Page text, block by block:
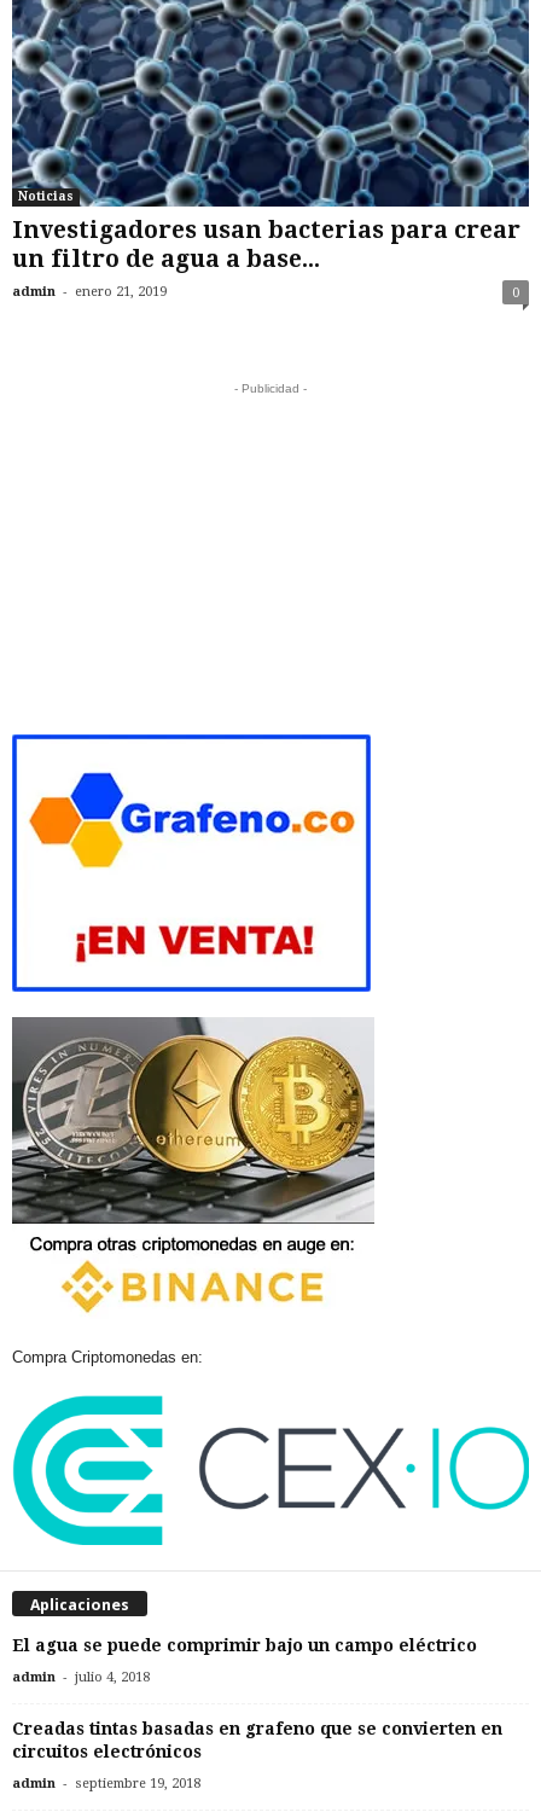
Noticias
Investigadores usan bacterias para crear
un filtro de agua a base...
admin - enero 21, 2019 0
- Publicidad -
Compra Criptomonedas en:
Aplicaciones
El agua se puede comprimir bajo un campo eléctrico
admin - julio 4, 2018
Creadas tintas basadas en grafeno que se convierten en
circuitos electrónicos
admin - septiembre 19, 2018